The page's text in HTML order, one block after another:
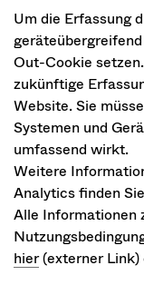
Um die Erfassung
Out-Cookie
zukünftige
Website. Sie
Systemen und
umfassend wirkt.
Weitere
Analytics finden Sie
Alle Informationen
hier(externer Link)